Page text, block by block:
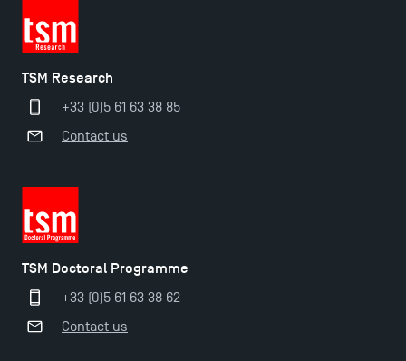
TSM Research
+33 (0)5 61 63 38 85
Contact us
TSM Doctoral Programme
+33 (0)5 61 63 38 62
Contact us